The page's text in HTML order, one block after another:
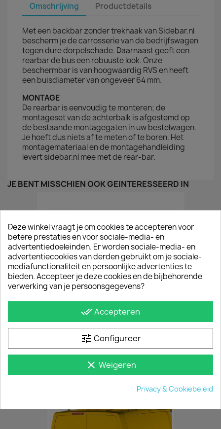
Omschrijving Productdetails
Met een backbar zonder trekhaak van Sidebar.nl
bescherm je de carrosserie van de bedrijfswagen
tegen dure dorpelschade. Daarnaast geeft een
rearbar de bus een robuuste look. Onze
beschermbar is van hoogwaardig RVS en heeft
een buisdiameter van ongeveer 64 mm.
MONTAGE
De rearbar is eenvoudig te monteren; de
montageset van de achterbalk is afgestemd op
de bestaande montagegaten in uw bestelwagen.
Je hoeft dus niets af te meten of te boren. Het
montagemateriaal en de montagehandleiding
levert sidebar.nl mee met de rear-bar.
JE BENT MISSCHIEN OOK GEÏNTERESSEERD IN
Gepolijste Sidebars Peugeot Expert 2016+
€ 459,80incl. btw
vanaf€ 380,00
Deze winkel vraagt je om cookies te accepteren voor
betere prestaties en voor sociale-media- en
advertentiedoeleinden. Er worden sociale-media- en
advertentiecookies van derden gebruikt om je sociale-
mediafunctionaliteit en persoonlijke advertenties te
bieden. Accepteer je deze cookies en de bijbehorende
verwerking van je persoonsgegevens?
done_allAccepteren
tune Configureer
clear Weigeren
Privacy & Cookiebeleid